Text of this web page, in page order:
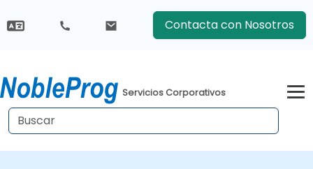
Contacta con Nosotros
Servicios Corporativos